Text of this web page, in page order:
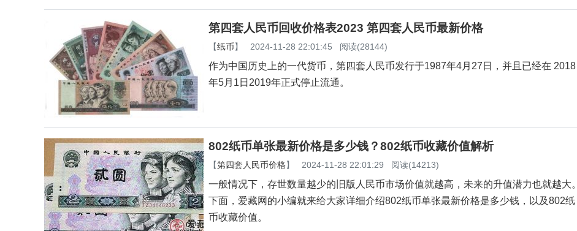
第四套人民币回收价格表2023 第四套人民币最新价格
【纸币】 2024-11-28 22:01:45 阅读(28144)
作为中国历史上的一代货币，第四套人民币发行于1987年4月27日，并且已经在 2018
年5月1日2019年正式停止流通。
802纸币单张最新价格是多少钱？802纸币收藏价值解析
【第四套人民币价格】 2024-11-28 22:01:29 阅读(14213)
一般情况下，存世数量越少的旧版人民币市场价值就越高，未来的升值潜力也就越大。
下面，爱藏网的小编就来给大家详细介绍802纸币单张最新价格是多少钱，以及802纸
币收藏价值。